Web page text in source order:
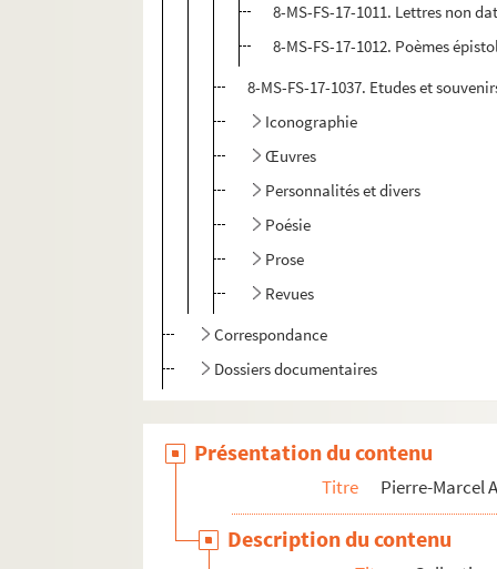
8-MS-FS-17-1011. Lettres non
8-MS-FS-17-1012. Poèmes
8-MS-FS-17-1037. Etudes et
Iconographie
Œuvres
Personnalités et divers
Poésie
Prose
Revues
Correspondance
Dossiers documentaires
Présentation du contenu
Titre Pierre-Marcel
Description du contenu